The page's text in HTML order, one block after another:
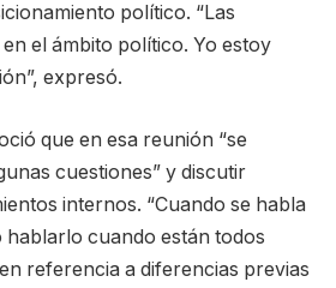
político. “Las
el ámbito político. Yo estoy
expresó.
que en esa reunión “se
cuestiones” y discutir
internos. “Cuando se habla
hablarlo cuando están todos
referencia a diferencias previas